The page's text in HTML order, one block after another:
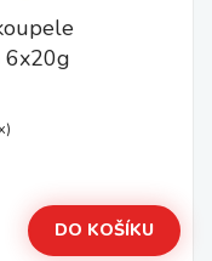
6x20g
DO KOŠÍKU